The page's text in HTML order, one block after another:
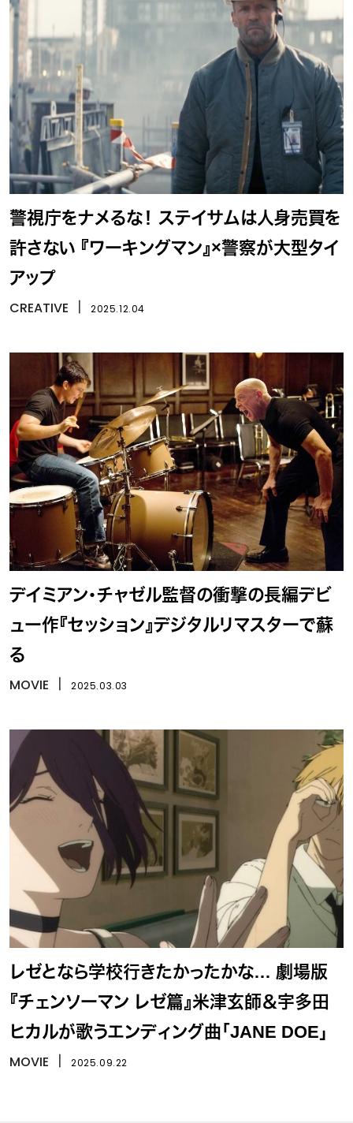
警視庁をナメるな！ ステイサムは人身売買を
許さない 『ワーキングマン』×警察が大型タイ
アップ
CREATIVE 2025.12.04
デイミアン・チャゼル監督の衝撃の長編デビ
ュー作『セッション』デジタルリマスターで蘇
る
MOVIE 2025.03.03
レゼとなら学校行きたかったかな… 劇場版
『チェンソーマン レゼ篇』米津玄師＆宇多田
ヒカルが歌うエンディング曲「JANE DOE」
MOVIE 2025.09.22